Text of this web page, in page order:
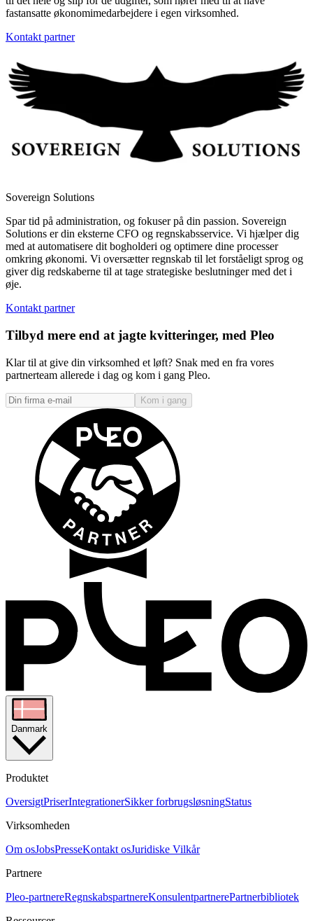
fastansatte økonomimedarbejdere i egen virksomhed.
Kontakt partner
Sovereign Solutions
Spar tid på administration, og fokuser på din passion. Sovereign
Solutions er din eksterne CFO og regnskabsservice. Vi hjælper dig
med at automatisere dit bogholderi og optimere dine processer
omkring økonomi. Vi oversætter regnskab til let forståeligt sprog og
giver dig redskaberne til at tage strategiske beslutninger med det i
øje.
Kontakt partner
Tilbyd mere end at jagte kvitteringer, med Pleo
Klar til at give din virksomhed et løft? Snak med en fra vores
partnerteam allerede i dag og kom i gang Pleo.
Kom i gang
Danmark
Produktet
OversigtPriserIntegrationerSikker forbrugsløsningStatus
Virksomheden
Om osJobsPresseKontakt osJuridiske Vilkår
Partnere
Pleo-partnereRegnskabspartnereKonsulentpartnerePartnerbibliotek